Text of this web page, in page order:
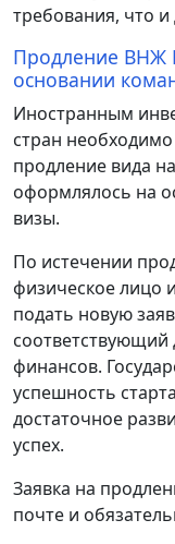
требования, что
Продление ВНЖ
основании
Иностранным
стран необходимо
продление вида
оформлялось на
визы.
По истечении
физическое лицо
подать новую
соответствующий
финансов.
успешность
достаточное
успех.
Заявка на
почте и